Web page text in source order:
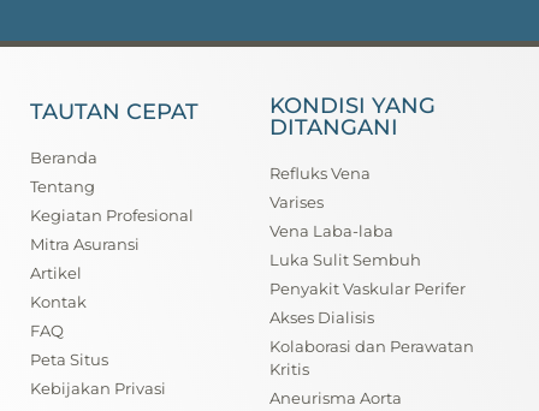
TAUTAN CEPAT
Beranda
Tentang
Kegiatan Profesional
Mitra Asuransi
Artikel
Kontak
FAQ
Peta Situs
Kebijakan Privasi
KONDISI YANG
DITANGANI
Refluks Vena
Varises
Vena Laba-laba
Luka Sulit Sembuh
Penyakit Vaskular Perifer
Akses Dialisis
Kolaborasi dan Perawatan
Kritis
Aneurisma Aorta